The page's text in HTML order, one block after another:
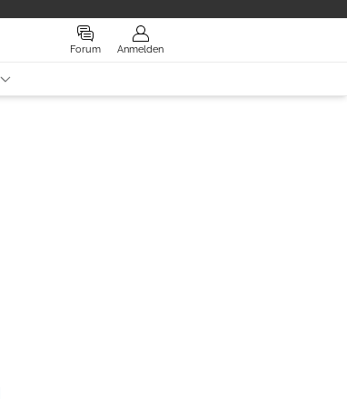
Forum Anmelden